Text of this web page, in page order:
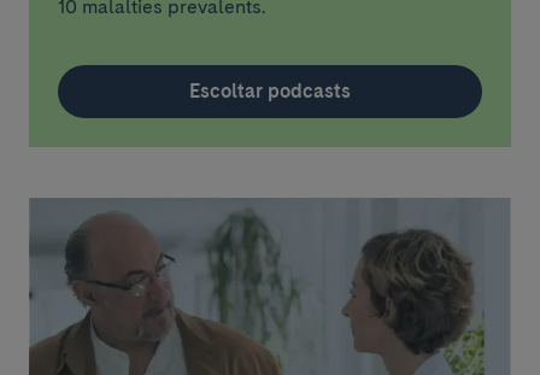
10 malalties prevalents.
Escoltar podcasts